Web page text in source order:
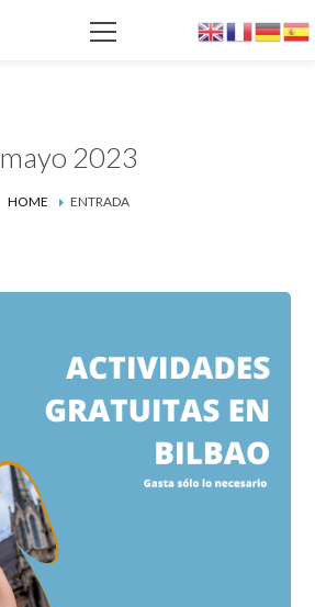
mayo 2023
HOME ENTRADA